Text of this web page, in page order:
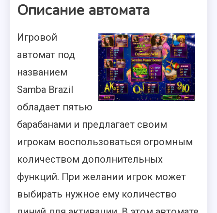
Описание автомата
Игровой
автомат под
названием
Samba Brazil
обладает пятью
барабанами и предлагает своим
игрокам воспользоваться огромным
количеством дополнительных
функций. При желании игрок может
выбирать нужное ему количество